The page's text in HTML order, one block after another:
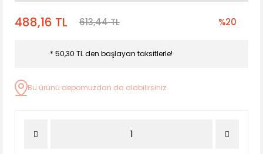
488,16 TL 613,44 TL %20
* 50,30 TL den başlayan taksitlerle!
Bu ürünü depomuzdan da alabilirsiniz.